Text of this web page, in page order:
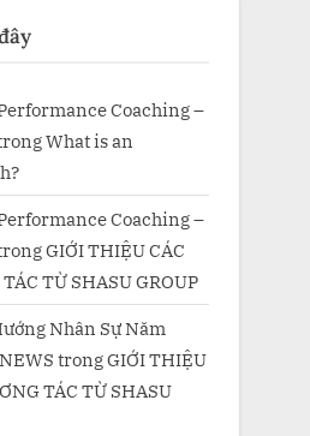
Coaching –
What is an
Coaching –
GIỚI THIỆU CÁC
TỪ SHASU GROUP
Nhân Sự Năm
trongGIỚI THIỆU
TÁC TỪ SHASU